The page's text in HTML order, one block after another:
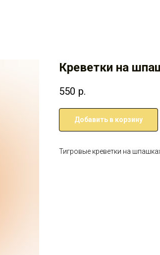
Креветки на
550 р.
Добавить в корзину
Тигровые креветки на